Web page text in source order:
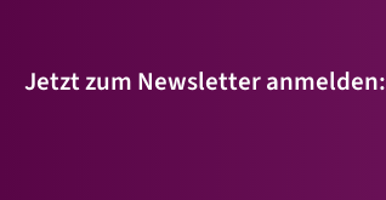
Jetzt zum Newsletter anmelden: